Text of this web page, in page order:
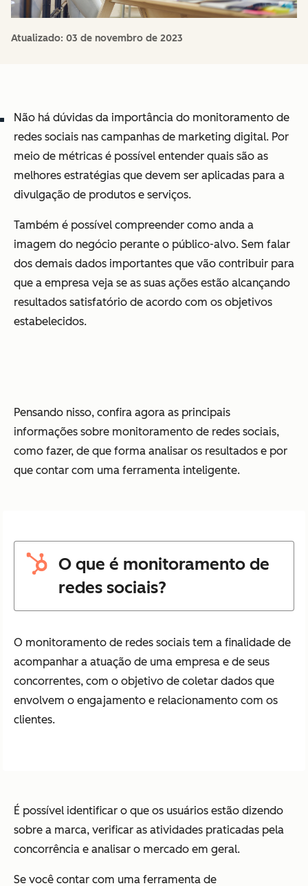
Atualizado: 03 de novembro de 2023
Não há dúvidas da importância do monitoramento de
redes sociais nas campanhas de marketing digital. Por
meio de métricas é possível entender quais são as
melhores estratégias que devem ser aplicadas para a
divulgação de produtos e serviços.
Também é possível compreender como anda a
imagem do negócio perante o público-alvo. Sem falar
dos demais dados importantes que vão contribuir para
que a empresa veja se as suas ações estão alcançando
resultados satisfatório de acordo com os objetivos
estabelecidos.
Pensando nisso, confira agora as principais
informações sobre monitoramento de redes sociais,
como fazer, de que forma analisar os resultados e por
que contar com uma ferramenta inteligente.
O que é monitoramento de
redes sociais?
O monitoramento de redes sociais tem a finalidade de
acompanhar a atuação de uma empresa e de seus
concorrentes, com o objetivo de coletar dados que
envolvem o engajamento e relacionamento com os
clientes.
É possível identificar o que os usuários estão dizendo
sobre a marca, verificar as atividades praticadas pela
concorrência e analisar o mercado em geral.
Se você contar com uma ferramenta de